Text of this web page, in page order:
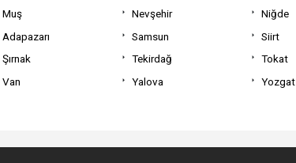
Muş Nevşehir
Niğde
Adapazarı Samsun
Siirt
Şırnak Tekirdağ
Tokat
Van Yalova
Yozgat